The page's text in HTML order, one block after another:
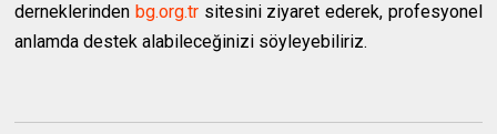
derneklerinden bg.org.tr sitesini ziyaret ederek, profesyonel
anlamda destek alabileceğinizi söyleyebiliriz.